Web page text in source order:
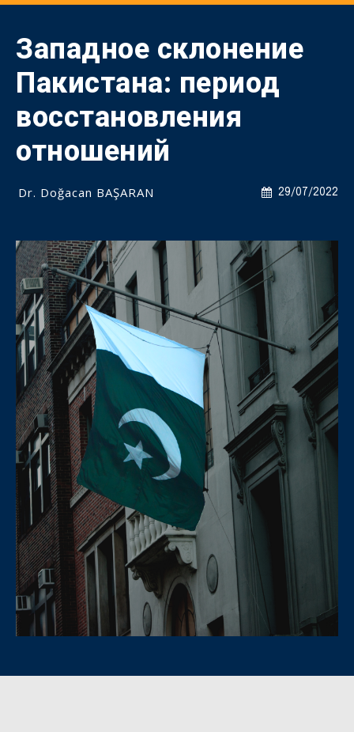
Западное склонение
Пакистана: период
восстановления
отношений
29/07/2022
Dr. Doğacan BAŞARAN